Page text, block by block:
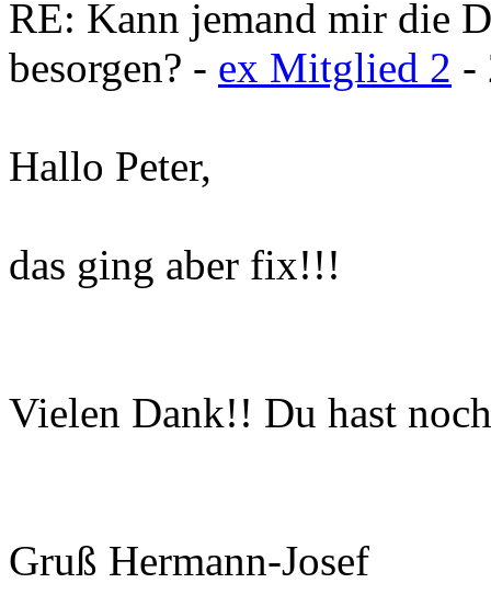
RE: Kann jemand mir die
besorgen? - ex Mitglied 2 -
Hallo Peter,
das ging aber fix!!!
Vielen Dank!! Du hast
Gruß Hermann-Josef